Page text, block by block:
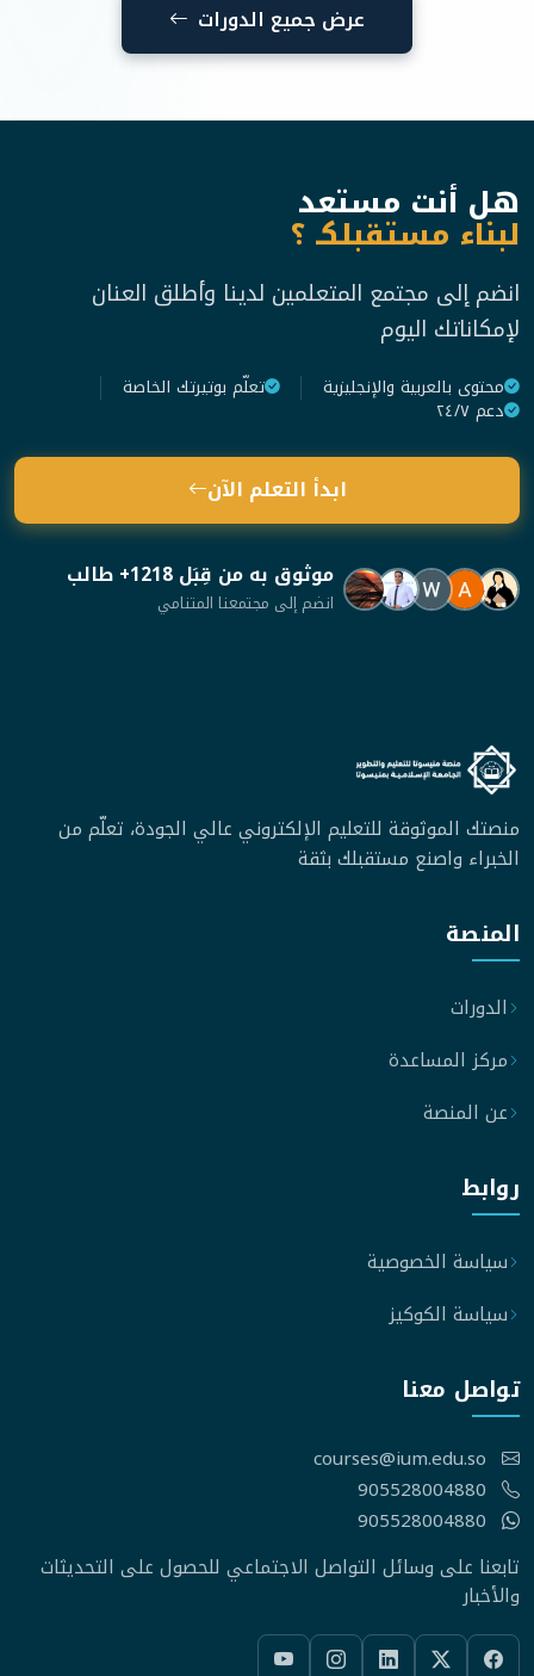
عرض جميع الدورات
هل أنت مستعد
لبناء مستقبلكـ ؟
انضم إلى مجتمع المتعلمين لدينا وأطلق العنان
لإمكاناتك اليوم
محتوى بالعربية والإنجليزية
تعلّم بوتيرتك الخاصة
دعم ٢٤/٧
ابدأ التعلم الآن
موثوق به من قِبَل 1218+ طالب
انضم إلى مجتمعنا المتنامي
منصتك الموثوقة للتعليم الإلكتروني عالي الجودة، تعلّم من
الخبراء واصنع مستقبلك بثقة
المنصة
الدورات
مركز المساعدة
عن المنصة
روابط
سياسة الخصوصية
سياسة الكوكيز
تواصل معنا
courses@ium.edu.so
905528004880
905528004880
تابعنا على وسائل التواصل الاجتماعي للحصول على التحديثات
والأخبار